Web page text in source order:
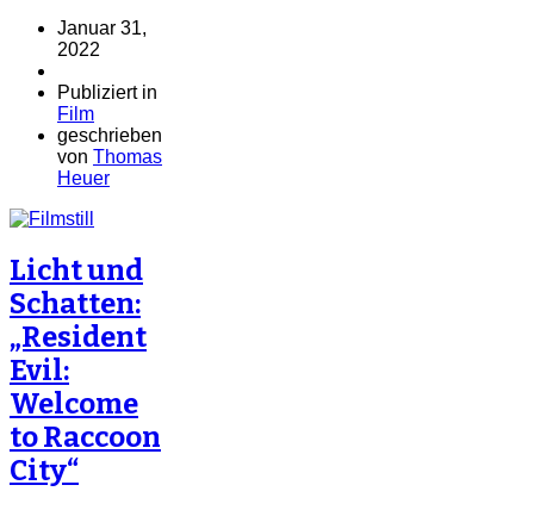
Januar 31,
2022
Publiziert in
Film
geschrieben
von Thomas
Heuer
Licht und
Schatten:
„Resident
Evil:
Welcome
to Raccoon
City“